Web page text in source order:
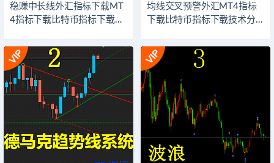
稳赚中长线外汇指标下载MT
4指标下载比特币指标下载技
太坊外汇指示器下载
均线交叉预警外汇MT4指标
下载比特币指标下载技术分
外汇指示器下载